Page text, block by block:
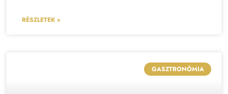
RÉSZLETEK »
GASZTRONÓMIA